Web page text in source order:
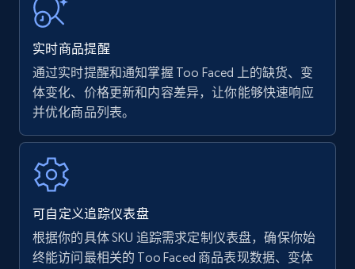
URL, Product name, Product rating, Product
rating object, Product rating max, Rating,
Author name, Asin, and more.
7.4K+ 872+ 立即开始
Walmart - products
Specifications, Image urls, Top reviews, and
more.
实时商品提醒
通过实时提醒和通知掌握 Too Faced 上的缺货、变
体变化、价格更新和内容差异，让你能够快速响应
并优化商品列表。
可自定义追踪仪表盘
根据你的具体 SKU 追踪需求定制仪表盘，确保你始
终能访问最相关的 Too Faced 商品表现数据、变体